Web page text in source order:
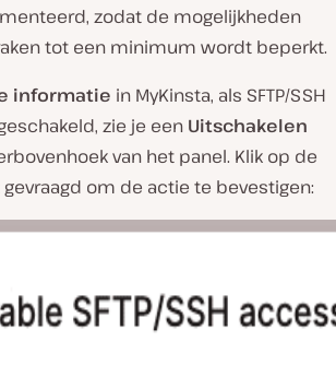
zodat de mogelijkheden
tot een minimum wordt beperkt.
informatie in MyKinsta, als SFTP/SSH
zie je een Uitschakelen
van het panel. Klik op de
om de actie te bevestigen: